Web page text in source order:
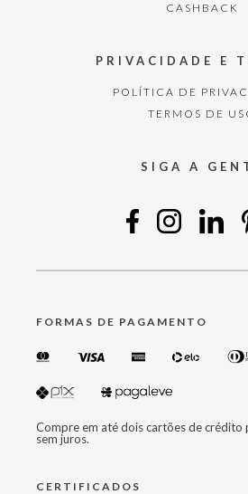
CASHBACK
PRIVACIDADE E
POLÍTICA DE
TERMOS DE
SIGA A
FORMAS DE PAGAMENTO
Compre em até dois cartões de crédito
sem juros.
CERTIFICADOS